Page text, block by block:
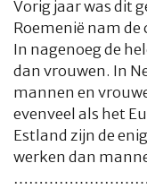
Vorig jaar was dit
Roemenië nam de
In nagenoeg de
dan vrouwen. In
mannen en
evenveel als het
Estland zijn de
werken dan